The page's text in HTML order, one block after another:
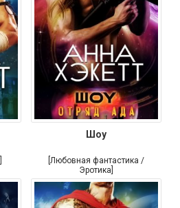
Шоу
[Любовная фантастика /
Эротика]